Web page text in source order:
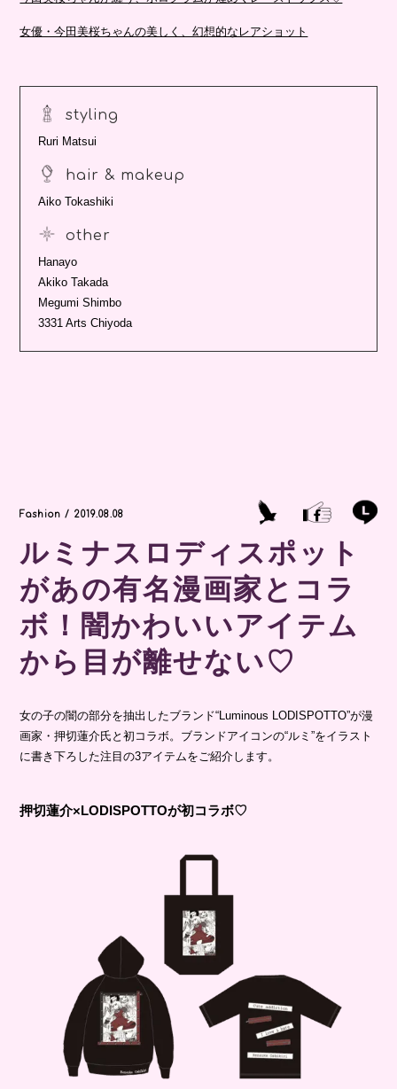
女優・今田美桜ちゃんの美しく、幻想的なレアショット
styling
Ruri Matsui
hair & makeup
Aiko Tokashiki
other
Hanayo
Akiko Takada
Megumi Shimbo
3331 Arts Chiyoda
Fashion / 2019.08.08
ルミナスロディスポット
があの有名漫画家とコラ
ボ！闇かわいいアイテム
から目が離せない♡
女の子の闇の部分を抽出したブランド“Luminous LODISPOTTO”が漫
画家・押切蓮介氏と初コラボ。ブランドアイコンの“ルミ”をイラスト
に書き下ろした注目の3アイテムをご紹介します。
押切蓮介×LODISPOTTOが初コラボ♡